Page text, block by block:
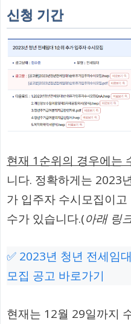
신청 기간
현재 1순위의 경우에는
니다. 정확하게는 2023
가 입주자 수시모집이
수가 있습니다.(아래 링
✅ 2023년 청년 전세임
모집 공고 바로가기
현재는 12월 29일까지